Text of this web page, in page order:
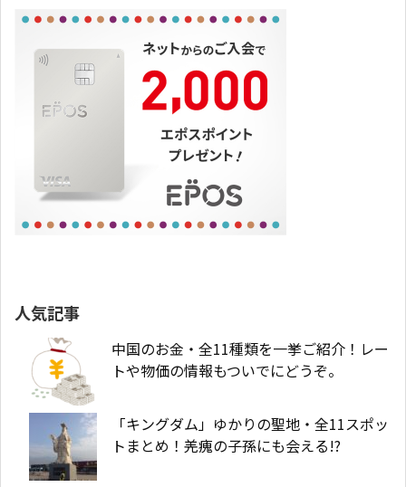
人気記事
中国のお金・全11種類を一挙ご紹介！レー
トや物価の情報もついでにどうぞ。
「キングダム」ゆかりの聖地・全11スポッ
トまとめ！羌瘣の子孫にも会える!?